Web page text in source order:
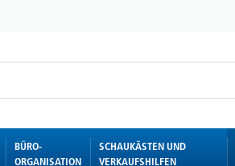
BÜRO-
ORGANISATION
SCHAUKÄSTEN UND
VERKAUFSHILFEN